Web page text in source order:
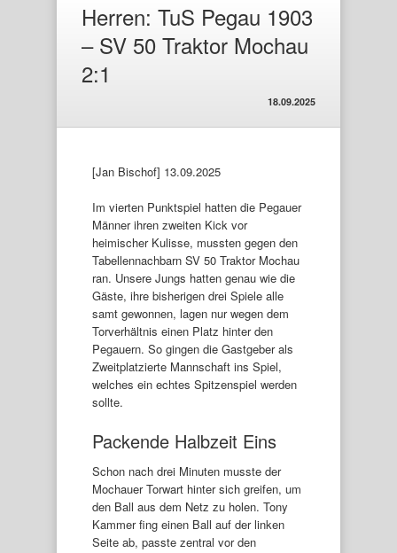
Herren: TuS Pegau 1903
– SV 50 Traktor Mochau
2:1
18.09.2025
[Jan Bischof] 13.09.2025
Im vierten Punktspiel hatten die Pegauer
Männer ihren zweiten Kick vor
heimischer Kulisse, mussten gegen den
Tabellennachbarn SV 50 Traktor Mochau
ran. Unsere Jungs hatten genau wie die
Gäste, ihre bisherigen drei Spiele alle
samt gewonnen, lagen nur wegen dem
Torverhältnis einen Platz hinter den
Pegauern. So gingen die Gastgeber als
Zweitplatzierte Mannschaft ins Spiel,
welches ein echtes Spitzenspiel werden
sollte.
Packende Halbzeit Eins
Schon nach drei Minuten musste der
Mochauer Torwart hinter sich greifen, um
den Ball aus dem Netz zu holen. Tony
Kammer fing einen Ball auf der linken
Seite ab, passte zentral vor den